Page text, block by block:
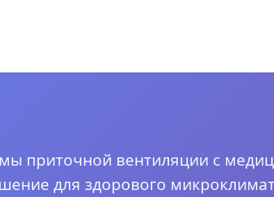
приточной вентиляции с
для здорового